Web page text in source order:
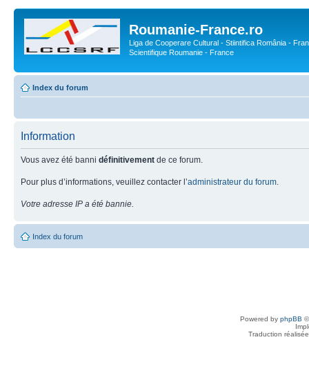
Roumanie-France.ro
Liga de Cooperare Cultural - Stiintifica România -
Scientifique Roumanie - France
Index du forum
Information
Vous avez été banni définitivement de ce forum.
Pour plus d’informations, veuillez contacter l’administrateur du forum
Votre adresse IP a été bannie.
Index du forum
Powered by phpBB
Traduction